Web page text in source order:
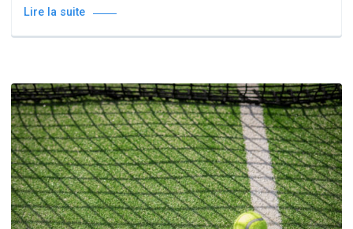
Lire la suite